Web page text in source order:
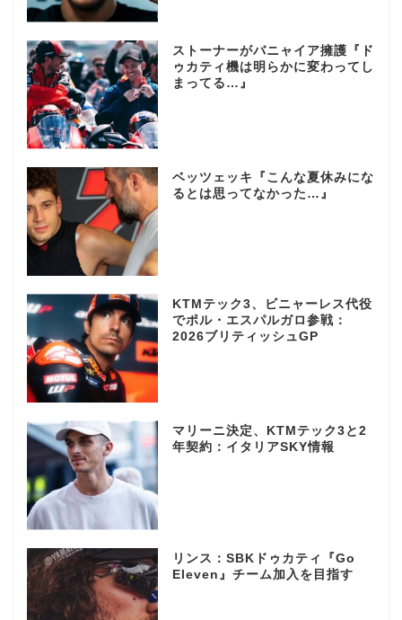
ストーナーがバニャイア擁護『ド
ゥカティ機は明らかに変わってし
まってる…』
ベッツェッキ『こんな夏休みにな
るとは思ってなかった…』
KTMテック3、ビニャーレス代役
でポル・エスパルガロ参戦：
2026ブリティッシュGP
マリーニ決定、KTMテック3と2
年契約：イタリアSKY情報
リンス：SBKドゥカティ『Go
Eleven』チーム加入を目指す